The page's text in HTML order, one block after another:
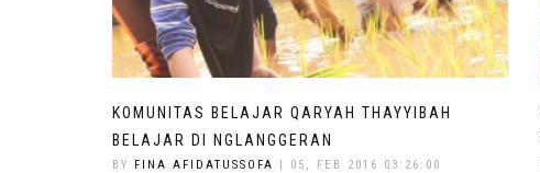
KOMUNITAS BELAJAR QARYAH THAYYIBAH
BELAJAR DI NGLANGGERAN
BY FINA AFIDATUSSOFA | 05, FEB 2016 03:26:00